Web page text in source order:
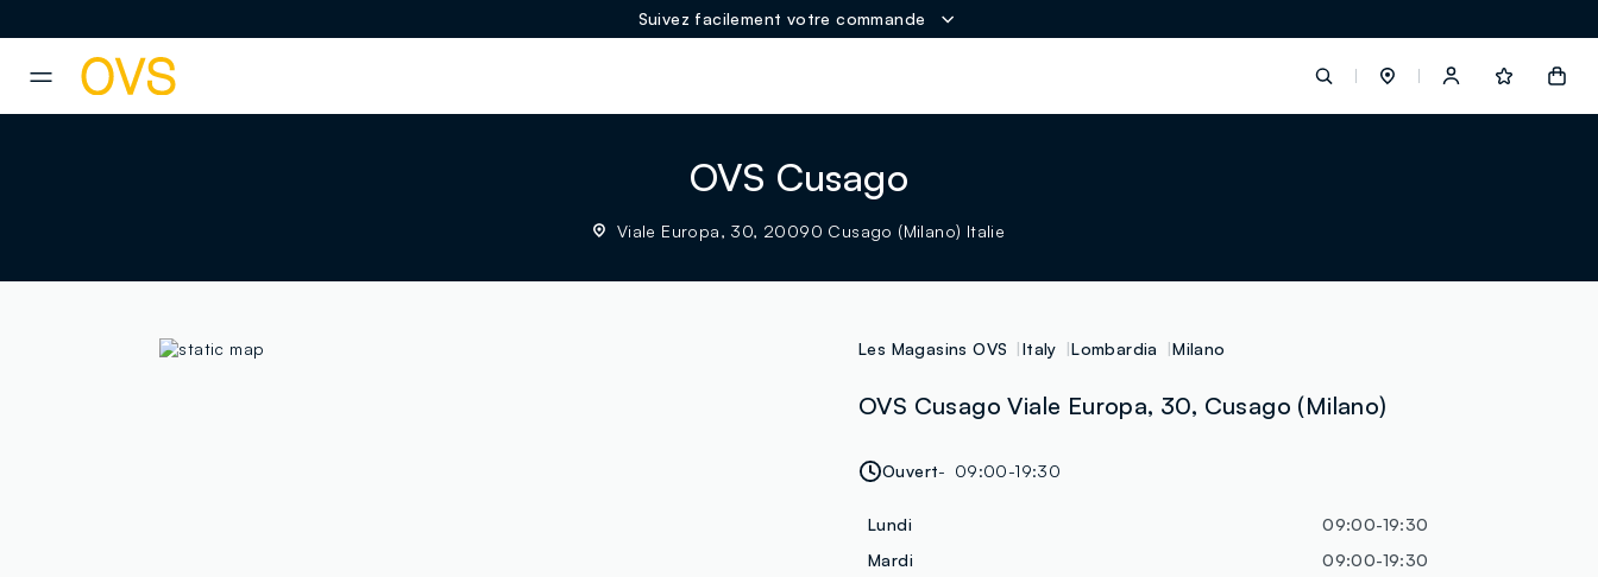
Suivez facilement votre commande
OVS Cusago
Viale Europa, 30, 20090 Cusago (Milano) Italie
Les Magasins OVS Italy Lombardia Milano
OVS Cusago Viale Europa, 30, Cusago (Milano)
Ouvert 09:00-19:30
Lundi
09:00-19:30
Mardi
09:00-19:30